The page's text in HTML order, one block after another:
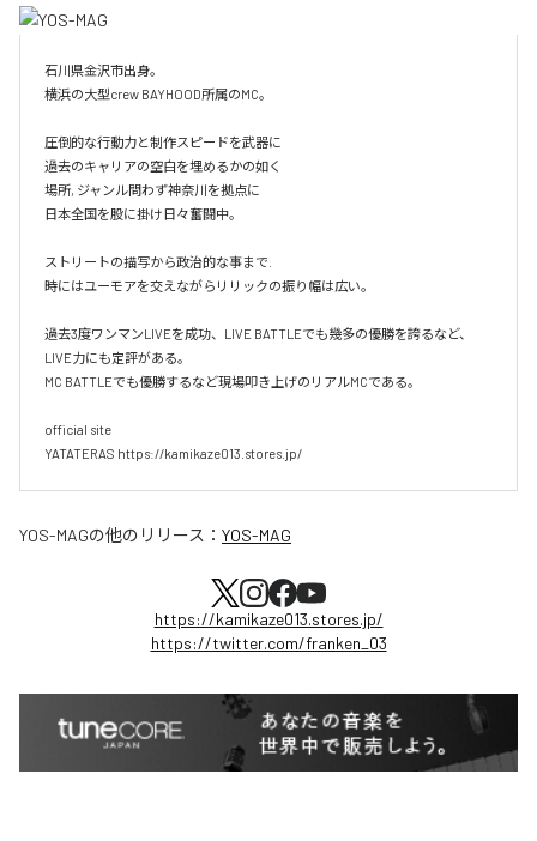
石川県金沢市出身。
横浜の大型crew BAYHOOD所属のMC。
圧倒的な行動力と制作スピードを武器に
過去のキャリアの空白を埋めるかの如く
場所, ジャンル問わず神奈川を拠点に
日本全国を股に掛け日々奮闘中。
ストリートの描写から政治的な事まで.
時にはユーモアを交えながらリリックの振り幅は広い。
過去3度ワンマンLIVEを成功、LIVE BATTLEでも幾多の優勝を誇るなど、
LIVE力にも定評がある。
MC BATTLEでも優勝するなど現場叩き上げのリアルMCである。
official site
YATATERAS https://kamikaze013.stores.jp/
YOS-MAGの他のリリース： YOS-MAG
https://kamikaze013.stores.jp/
https://twitter.com/franken_03